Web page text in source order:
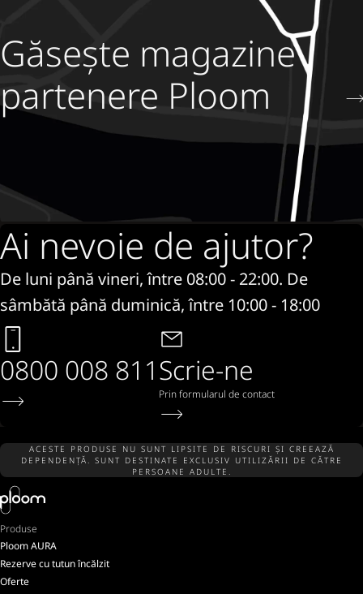
Găsește magazine
partenere Ploom
Ai nevoie de ajutor?
De luni până vineri, între 08:00 - 22:00. De
sâmbătă până duminică, între 10:00 - 18:00
0800 008 811Scrie-ne
Prin formularul de contact
ACESTE PRODUSE NU SUNT LIPSITE DE RISCURI ȘI CREEAZĂ
DEPENDENȚĂ. SUNT DESTINATE EXCLUSIV UTILIZĂRII DE CĂTRE
PERSOANE ADULTE.
Produse
Ploom AURA
Rezerve cu tutun încălzit
Oferte